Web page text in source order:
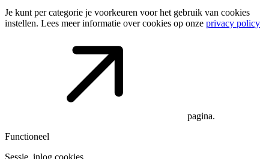
Je kunt per categorie je voorkeuren voor het gebruik van cookies
instellen. Lees meer informatie over cookies op onze privacy policy
pagina.
Functioneel